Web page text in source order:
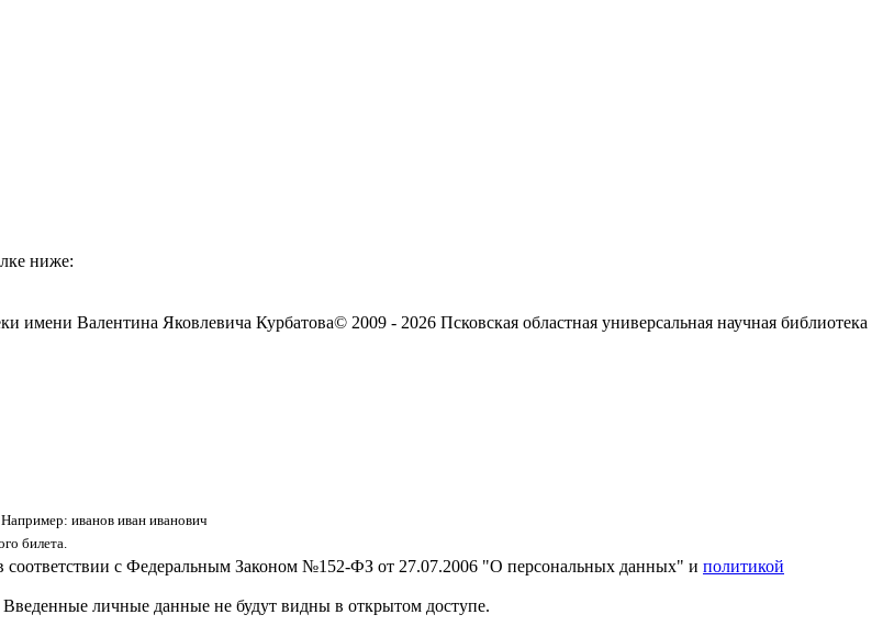
ниже:
имени Валентина Яковлевича Курбатова© 2009 - 2026 Псковская областная универсальная научная библиотека
иванов иван иванович
билета.
соответствии с Федеральным Законом №152-ФЗ от 27.07.2006 "О персональных данных" и политикой
личные данные не будут видны в открытом доступе.